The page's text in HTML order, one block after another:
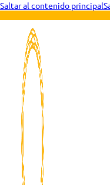
Saltar al contenido principal